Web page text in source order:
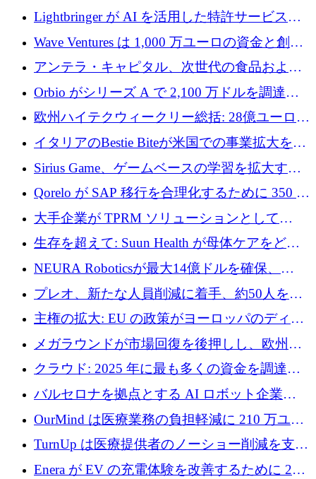
ユーロを確保
Lightbringer が AI を活用した特許サービスを
拡大するために 1,000 万ドルを調達
Wave Ventures は 1,000 万ユーロの資金と創設
者補助金で 10 周年を迎える
アンテラ・キャピタル、次世代の食品および
アグリテクノロジーのイノベーションを支援
するファンド III の初回クローズ額が 1 億ドル
に到達
Orbio がシリーズ A で 2,100 万ドルを調達、
AI 労働力管理を世界の最前線の労働者に提供
欧州ハイテクウィークリー総括: 28億ユーロの
取引と5月のハイライト
イタリアのBestie Biteが米国での事業拡大を加
速するために150万ユーロを調達
Sirius Game、ゲームベースの学習を拡大する
ために 130 万ユーロの資金調達を完了
Qorelo が SAP 移行を合理化するために 350 万
ドルを調達
大手企業が TPRM ソリューションとして
Vanta を選択する理由
生存を超えて: Suun Health が母体ケアをどの
ように再考しているか
NEURA Roboticsが最大14億ドルを確保、
Bending Spoonsが米国IPOを申請、英国首相が
4億ポンドのチップ計画を発表
プレオ、新たな人員削減に着手、約50人を解
雇
主権の拡大: EU の政策がヨーロッパのディー
プテック戦略をどのように再構築しているか
メガラウンドが市場回復を後押しし、欧州の
ハイテク資金調達は5月に105億ユーロに回復
クラウド: 2025 年に最も多くの資金を調達し
た 10 社
バルセロナを拠点とする AI ロボット企業
Theker が 8,500 万ドルを調達
OurMind は医療業務の負担軽減に 210 万ユー
ロを寄付
TurnUp は医療提供者のノーショー削減を支援
するために 200 万ユーロを調達
Enera が EV の充電体験を改善するために 200